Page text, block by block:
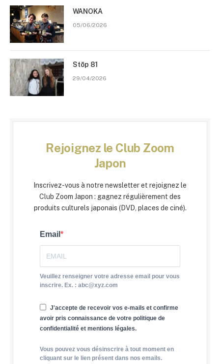
WANOKA
05/06/2026
Stōp 81
29/04/2026
Rejoignez le Club Zoom
Japon
Inscrivez-vous à notre newsletter et rejoignez le
Club Zoom Japon : gagnez régulièrement des
produits culturels japonais (DVD, places de ciné).
Email
Veuillez renseigner votre adresse email pour vous
inscrire. Ex. : abc@xyz.com
J'accepte de recevoir vos e-mails et confirme
avoir pris connaissance de votre politique de
confidentialité et mentions légales.
Vous pouvez vous désinscrire à tout moment en
cliquant sur le lien présent dans nos emails.